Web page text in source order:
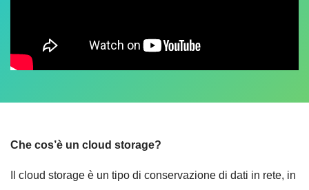
Che cos’è un cloud storage?
Il cloud storage è un tipo di conservazione di dati in rete, in